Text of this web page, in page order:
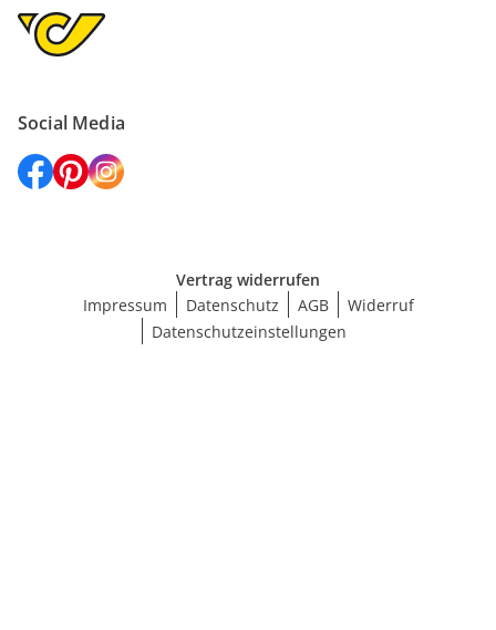
Social Media
Vertrag widerrufen
Impressum
Datenschutz AGB
Widerruf
Datenschutzeinstellungen